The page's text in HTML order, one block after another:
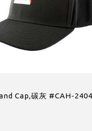
Cap,碳灰 #CAH-